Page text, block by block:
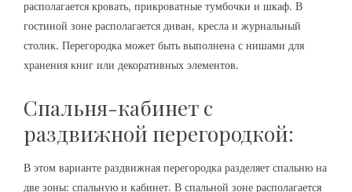
располагается кровать, прикроватные тумбочки и шкаф. В
гостиной зоне располагается диван, кресла и журнальный
столик. Перегородка может быть выполнена с нишами для
хранения книг или декоративных элементов.
Спальня-кабинет с
раздвижной перегородкой:
В этом варианте раздвижная перегородка разделяет спальню на
две зоны: спальную и кабинет. В спальной зоне располагается